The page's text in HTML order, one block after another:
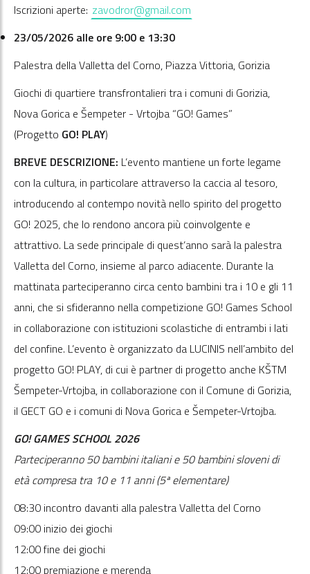
Iscrizioni aperte: zavodror@gmail.com
23/05/2026 alle ore 9:00 e 13:30
Palestra della Valletta del Corno, Piazza Vittoria, Gorizia
Giochi di quartiere transfrontalieri tra i comuni di Gorizia,
Nova Gorica e Šempeter - Vrtojba “GO! Games”
(Progetto GO! PLAY)
BREVE DESCRIZIONE: L’evento mantiene un forte legame
con la cultura, in particolare attraverso la caccia al tesoro,
introducendo al contempo novità nello spirito del progetto
GO! 2025, che lo rendono ancora più coinvolgente e
attrattivo. La sede principale di quest’anno sarà la palestra
Valletta del Corno, insieme al parco adiacente. Durante la
mattinata parteciperanno circa cento bambini tra i 10 e gli 11
anni, che si sfideranno nella competizione GO! Games School
in collaborazione con istituzioni scolastiche di entrambi i lati
del confine. L’evento è organizzato da LUCINIS nell’ambito del
progetto GO! PLAY, di cui è partner di progetto anche KŠTM
Šempeter-Vrtojba, in collaborazione con il Comune di Gorizia,
il GECT GO e i comuni di Nova Gorica e Šempeter-Vrtojba.
GO! GAMES SCHOOL 2026
Parteciperanno 50 bambini italiani e 50 bambini sloveni di
età compresa tra 10 e 11 anni (5ª elementare)
08:30 incontro davanti alla palestra Valletta del Corno
09:00 inizio dei giochi
12:00 fine dei giochi
12:00 premiazione e merenda